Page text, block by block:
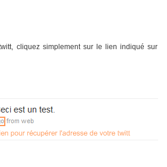
cliquez simplement sur le lien indiqué sur